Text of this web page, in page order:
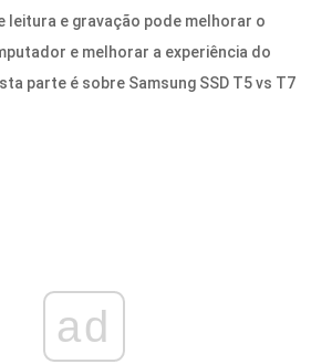
leitura e gravação pode melhorar o
e melhorar a experiência do
parte é sobre Samsung SSD T5 vs T7
ad